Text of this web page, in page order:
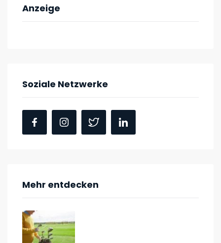
Anzeige
Soziale Netzwerke
Mehr entdecken